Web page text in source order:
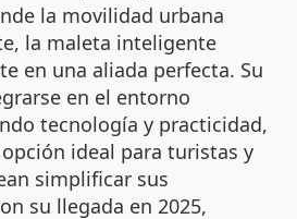
la movilidad urbana
la maleta inteligente
en una aliada perfecta. Su
en el entorno
tecnología y practicidad,
ideal para turistas y
simplificar sus
su llegada en 2025,